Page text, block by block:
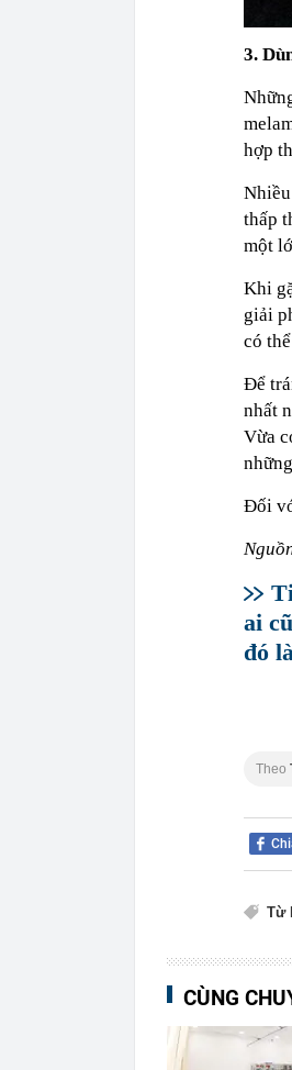
3.
hợp
thấp
một
Khi
giải
có
Để
nhất
Vừa
Đối
ai
đó
Theo
Từ
CÙNG